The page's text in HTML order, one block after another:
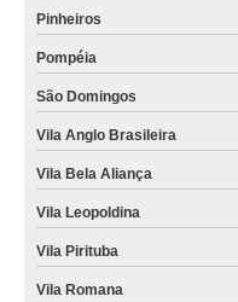
Pinheiros
Pompéia
São Domingos
Vila Anglo Brasileira
Vila Bela Aliança
Vila Leopoldina
Vila Pirituba
Vila Romana